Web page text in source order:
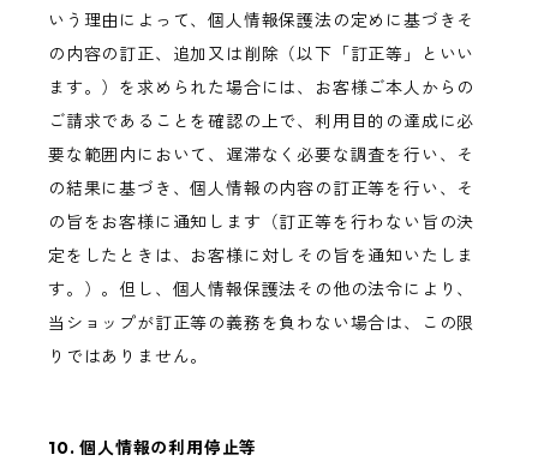
いう理由によって、個人情報保護法の定めに基づきそ
の内容の訂正、追加又は削除（以下「訂正等」といい
ます。）を求められた場合には、お客様ご本人からの
ご請求であることを確認の上で、利用目的の達成に必
要な範囲内において、遅滞なく必要な調査を行い、そ
の結果に基づき、個人情報の内容の訂正等を行い、そ
の旨をお客様に通知します（訂正等を行わない旨の決
定をしたときは、お客様に対しその旨を通知いたしま
す。）。但し、個人情報保護法その他の法令により、
当ショップが訂正等の義務を負わない場合は、この限
りではありません。
10. 個人情報の利用停止等